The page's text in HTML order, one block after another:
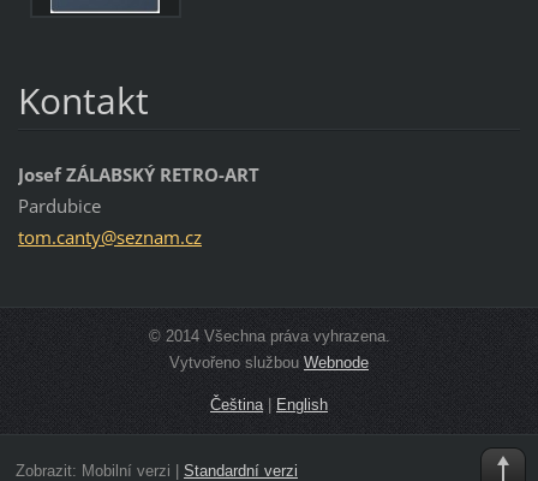
Kontakt
Josef ZÁLABSKÝ RETRO-ART
Pardubice
tom.canty@seznam.cz
© 2014 Všechna práva vyhrazena.
Vytvořeno službouWebnode
Čeština | English
Zobrazit: Mobilní verzi Standardní verzi